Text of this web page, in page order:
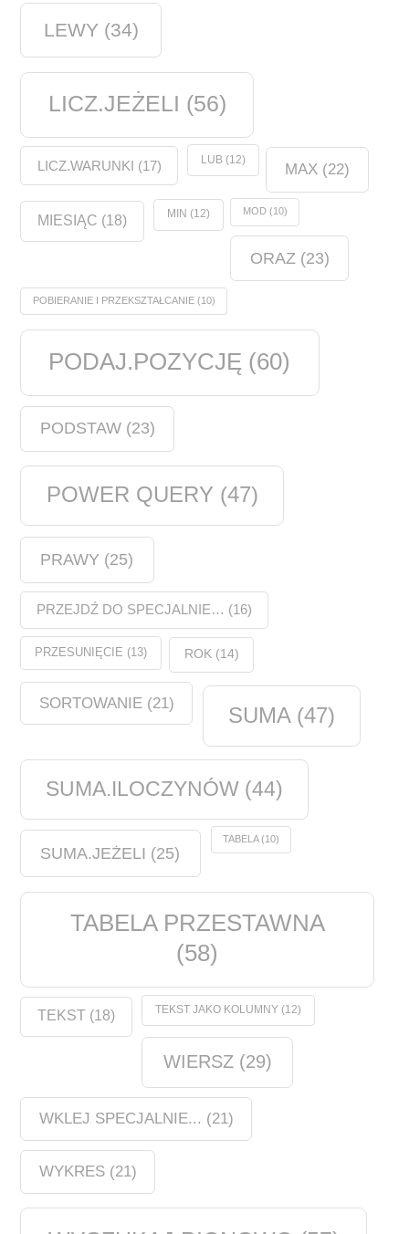
LEWY (34)
LICZ.JEŻELI (56)
LICZ.WARUNKI (17) LUB(12)
MAX(22)
MIESIĄC (18) MIN (12) MOD(10)
ORAZ (23)
POBIERANIE I PRZEKSZTAŁCANIE(10)
PODAJ.POZYCJĘ (60)
PODSTAW(23)
POWER QUERY (47)
PRAWY (25)
PRZEJDŹ DO SPECJALNIE… (16)
PRZESUNIĘCIE (13) ROK(14)
SORTOWANIE(21) SUMA(47)
SUMA.ILOCZYNÓW (44)
SUMA.JEŻELI (25)
TABELA(10)
TABELA PRZESTAWNA
(58)
TEKST (18) TEKST JAKO KOLUMNY(12)
WIERSZ(29)
WKLEJ SPECJALNIE... (21)
WYKRES(21)